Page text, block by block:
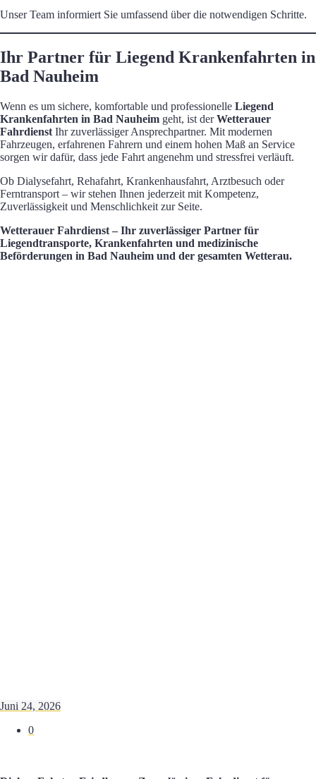
Unser Team informiert Sie umfassend über die notwendigen Schritte.
Ihr Partner für Liegend Krankenfahrten in
Bad Nauheim
Wenn es um sichere, komfortable und professionelle Liegend
Krankenfahrten in Bad Nauheim geht, ist derWetterauer
Fahrdienst Ihr zuverlässiger Ansprechpartner. Mit modernen
Fahrzeugen, erfahrenen Fahrern und einem hohen Maß an Service
sorgen wir dafür, dass jede Fahrt angenehm und stressfrei verläuft.
Ob Dialysefahrt, Rehafahrt, Krankenhausfahrt, Arztbesuch oder
Ferntransport – wir stehen Ihnen jederzeit mit Kompetenz,
Zuverlässigkeit und Menschlichkeit zur Seite.
Wetterauer Fahrdienst – Ihr zuverlässiger Partner für
Liegendtransporte, Krankenfahrten und medizinische
Beförderungen in Bad Nauheim und der gesamten Wetterau.
Juni 24, 2026
0